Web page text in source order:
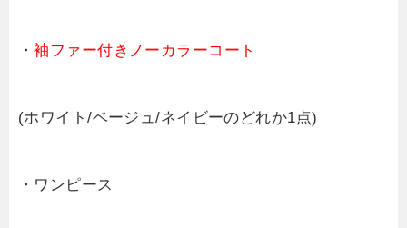
・袖ファー付きノーカラーコート
(ホワイト/ベージュ/ネイビーのどれか1点)
・ワンピース